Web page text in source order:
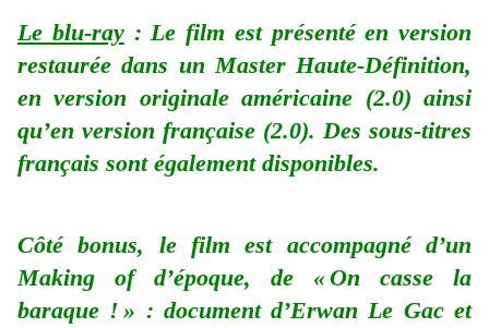
Le blu-ray: Le film est présenté en version
restaurée dans un Master Haute-Définition,
en version originale américaine (2.0) ainsi
qu’en version française (2.0). Des sous-titres
français sont également disponibles.
Côté bonus, le film est accompagné d’un
Making of d’époque, de « On casse la
baraque ! » : document d’Erwan Le Gac et